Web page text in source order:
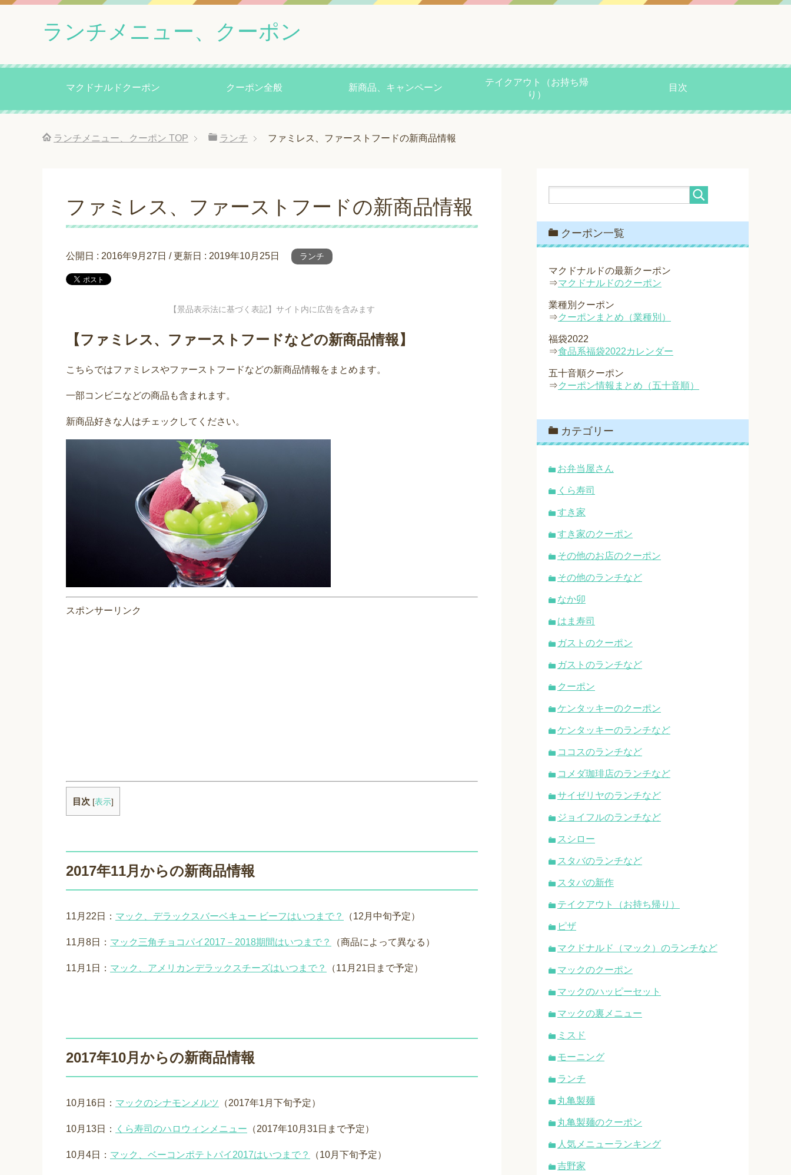
ランチメニュー、クーポン
マクドナルドクーポン クーポン全般 新商品、キャンペーン
テイクアウト（お持ち帰
り）
目次
ランチメニュー、クーポン TOP ランチ ファミレス、ファーストフードの新商品情報
ファミレス、ファーストフードの新商品情報
公開日 : 2016年9月27日 / 更新日 : 2019年10月25日 ランチ
【景品表示法に基づく表記】サイト内に広告を含みます
【ファミレス、ファーストフードなどの新商品情報】
こちらではファミレスやファーストフードなどの新商品情報をまとめます。
一部コンビニなどの商品も含まれます。
新商品好きな人はチェックしてください。
スポンサーリンク
目次 [表示]
2017年11月からの新商品情報
11月22日： マック、デラックスバーベキュー ビーフはいつまで？ （12月中旬予定）
11月8日： マック三角チョコパイ2017－2018期間はいつまで？ （商品によって異なる）
11月1日： マック、アメリカンデラックスチーズはいつまで？ （11月21日まで予定）
2017年10月からの新商品情報
10月16日： マックのシナモンメルツ （2017年1月下旬予定）
10月13日： くら寿司のハロウィンメニュー （2017年10月31日まで予定）
10月4日： マック、ベーコンポテトパイ2017はいつまで？ （10月下旬予定）
クーポン一覧
マクドナルドの最新クーポン
⇒マクドナルドのクーポン
業種別クーポン
⇒クーポンまとめ（業種別）
福袋2022
⇒食品系福袋2022カレンダー
五十音順クーポン
⇒クーポン情報まとめ（五十音順）
カテゴリー
お弁当屋さん
くら寿司
すき家
すき家のクーポン
その他のお店のクーポン
その他のランチなど
なか卯
はま寿司
ガストのクーポン
ガストのランチなど
クーポン
ケンタッキーのクーポン
ケンタッキーのランチなど
ココスのランチなど
コメダ珈琲店のランチなど
サイゼリヤのランチなど
ジョイフルのランチなど
スシロー
スタバのランチなど
スタバの新作
テイクアウト（お持ち帰り）
ピザ
マクドナルド（マック）のランチなど
マックのクーポン
マックのハッピーセット
マックの裏メニュー
ミスド
モーニング
ランチ
丸亀製麺
丸亀製麺のクーポン
人気メニューランキング
吉野家